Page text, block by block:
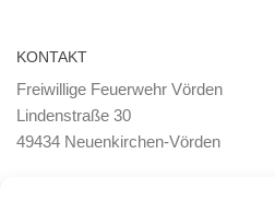
KONTAKT
Freiwillige Feuerwehr Vörden
Lindenstraße 30
49434 Neuenkirchen-Vörden